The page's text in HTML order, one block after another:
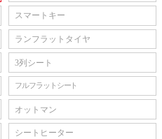
スマートキー
ランフラットタイヤ
3列シート
フルフラットシート
オットマン
シートヒーター